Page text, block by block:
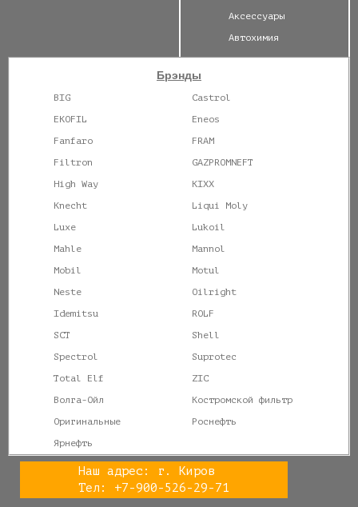
Аксессуары
Автохимия
Брэнды
BIG
Castrol
EKOFIL
Eneos
Fanfaro
FRAM
Filtron
GAZPROMNEFT
High Way
KIXX
Knecht
Liqui Moly
Luxe
Lukoil
Mahle
Mannol
Mobil
Motul
Neste
Oilright
Idemitsu
ROLF
SCT
Shell
Spectrol
Suprotec
Total Elf
ZIC
Волга-Ойл
Костромской фильтр
Оригинальные
Роснефть
Ярнефть
Наш адрес: г. Киров
Тел: +7-900-526-29-71